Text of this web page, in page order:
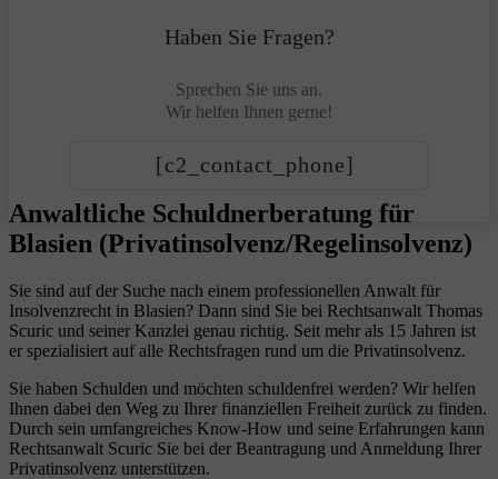
Haben Sie Fragen?
Sprechen Sie uns an.
Wir helfen Ihnen gerne!
[c2_contact_phone]
Anwaltliche Schuldnerberatung für
Blasien (Privatinsolvenz/Regelinsolvenz)
Sie sind auf der Suche nach einem professionellen Anwalt für
Insolvenzrecht in Blasien? Dann sind Sie bei Rechtsanwalt Thomas
Scuric und seiner Kanzlei genau richtig. Seit mehr als 15 Jahren ist
er spezialisiert auf alle Rechtsfragen rund um die Privatinsolvenz.
Sie haben Schulden und möchten schuldenfrei werden? Wir helfen
Ihnen dabei den Weg zu Ihrer finanziellen Freiheit zurück zu finden.
Durch sein umfangreiches Know-How und seine Erfahrungen kann
Rechtsanwalt Scuric Sie bei der Beantragung und Anmeldung Ihrer
Privatinsolvenz unterstützen.